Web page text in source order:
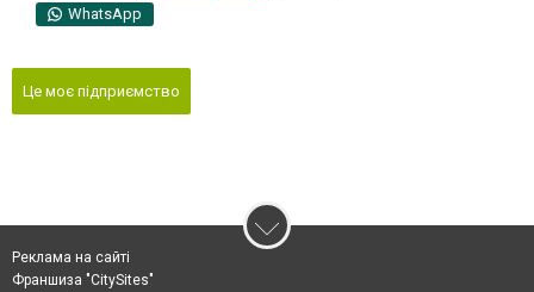
WhatsApp
Це моє підприємство
Реклама на сайті
Франшиза "CitySites"